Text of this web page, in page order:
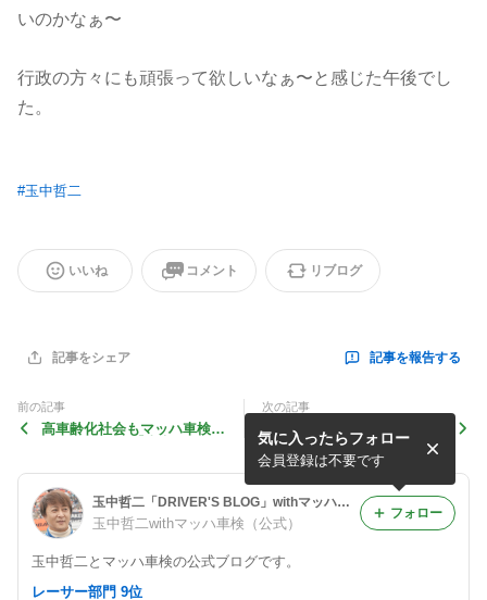
いのかなぁ〜
行政の方々にも頑張って欲しいなぁ〜と感じた午後でし
た。
#玉中哲二
いいね コメント リブログ
記事をシェア 記事を報告する
前の記事
高車齢化社会もマッハ車検が
次の記事
外国人技能実習制度【東京オ
フィス服部投稿】
玉中哲二「DRIVER'S BLOG」withマッハ車検
玉中哲二withマッハ車検（公式）
玉中哲二とマッハ車検の公式ブログです。
気に入ったらフォロー
会員登録は不要です
フォロー
レーサー部門 9位